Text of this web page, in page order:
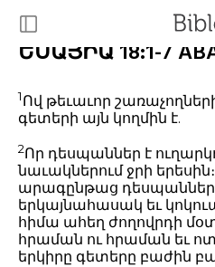
ԵՍԱՅԻԱ 18:1-7
1Ով թեւաւոր
գետերի այն կողմին է.
2Որ դեսպաններ է
նաւակներում ջրի
արագընթաց
երկայնահասակ եւ
հիմա ահեղ ժողովրդի
հրաման ու հրաման եւ
երկիրը գետերը բաժին